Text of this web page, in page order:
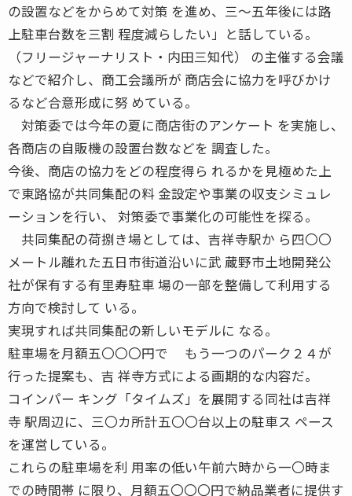
の設置などをからめて対策 を進め、三〜五年後には路
上駐車台数を三割 程度減らしたい」と話している。
（フリージャーナリスト・内田三知代） の主催する会議
などで紹介し、商工会議所が 商店会に協力を呼びかけ
るなど合意形成に努 めている。
対策委では今年の夏に商店街のアンケート を実施し、
各商店の自販機の設置台数などを 調査した。
今後、商店の協力をどの程度得ら れるかを見極めた上
で東路協が共同集配の料 金設定や事業の収支シミュレ
ーションを行い、 対策委で事業化の可能性を探る。
共同集配の荷捌き場としては、吉祥寺駅か ら四〇〇
メートル離れた五日市街道沿いに武 蔵野市土地開発公
社が保有する有里寿駐車 場の一部を整備して利用する
方向で検討して いる。
実現すれば共同集配の新しいモデルに なる。
駐車場を月額五〇〇〇円で もう一つのパーク２４が
行った提案も、吉 祥寺方式による画期的な内容だ。
コインパー キング「タイムズ」を展開する同社は吉祥
寺 駅周辺に、三〇カ所計五〇〇台以上の駐車ス ペース
を運営している。
これらの駐車場を利 用率の低い午前六時から一〇時ま
での時間帯 に限り、月額五〇〇〇円で納品業者に提供す